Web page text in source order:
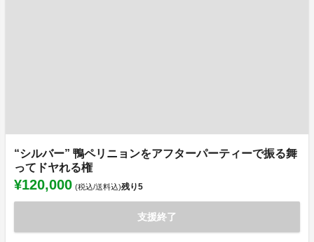
“シルバー” 鴨ペリニョンをアフターパーティーで振る舞
ってドヤれる権
¥120,000 (税込/送料込)残り5
支援終了